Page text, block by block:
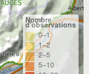
Nombre
d'observations
0–1
1–2
2–5
5–10